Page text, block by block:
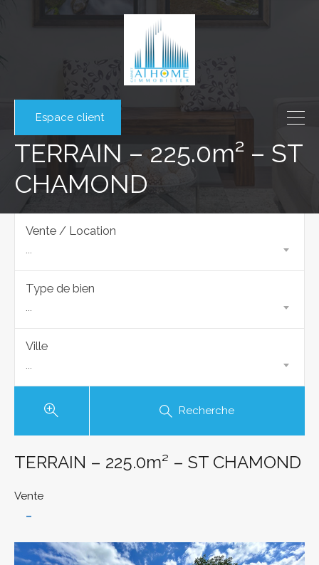
Espace client
TERRAIN – 225.0m² – ST
CHAMOND
Vente / Location
...
Type de bien
...
Ville
...
Recherche
TERRAIN – 225.0m² – ST CHAMOND
Vente
-